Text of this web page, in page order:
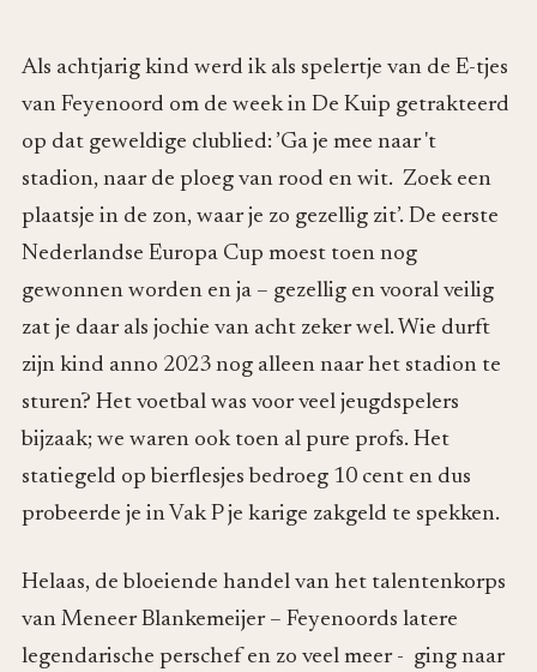
Als achtjarig kind werd ik als spelertje van de E-tjes
van Feyenoord om de week in De Kuip getrakteerd
op dat geweldige clublied: ’Ga je mee naar 't
stadion, naar de ploeg van rood en wit. Zoek een
plaatsje in de zon, waar je zo gezellig zit’. De eerste
Nederlandse Europa Cup moest toen nog
gewonnen worden en ja – gezellig en vooral veilig
zat je daar als jochie van acht zeker wel. Wie durft
zijn kind anno 2023 nog alleen naar het stadion te
sturen? Het voetbal was voor veel jeugdspelers
bijzaak; we waren ook toen al pure profs. Het
statiegeld op bierflesjes bedroeg 10 cent en dus
probeerde je in Vak P je karige zakgeld te spekken.
Helaas, de bloeiende handel van het talentenkorps
van Meneer Blankemeijer – Feyenoords latere
legendarische perschef en zo veel meer - ging naar